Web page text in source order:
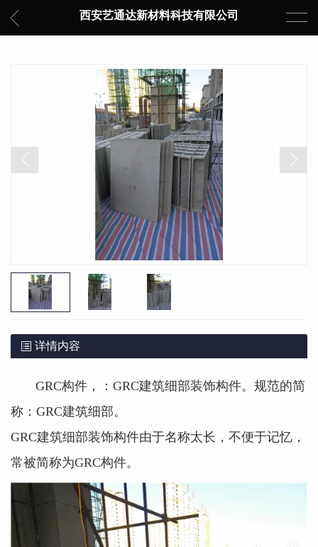
西安艺通达新材料科技有限公司
详情内容
GRC构件，：GRC建筑细部装饰构件。规范的简
称：GRC建筑细部。
GRC建筑细部装饰构件由于名称太长，不便于记忆，
常被简称为GRC构件。